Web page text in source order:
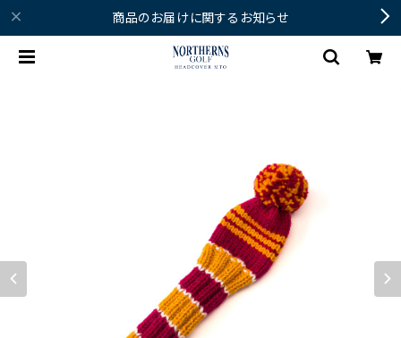
商品のお届けに関するお知らせ